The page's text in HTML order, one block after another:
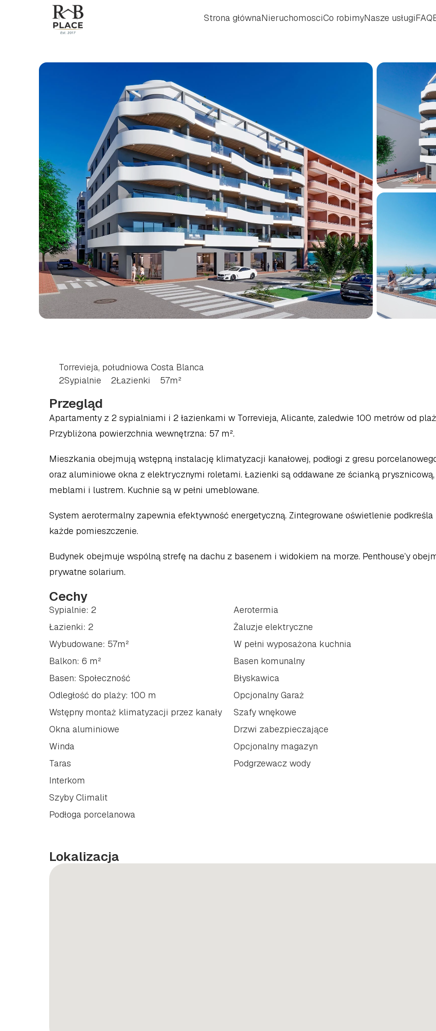
Strona głównaNieruchomosciCo robimyNasze usługiFAQ
Torrevieja, południowa Costa Blanca
2Sypialnie 2Łazienki 57m²
Przegląd
Apartamenty z 2 sypialniami i 2 łazienkami w Torrevieja, Alicante, zaledwie 100 metrów od
Przybliżona powierzchnia wewnętrzna: 57 m².
Mieszkania obejmują wstępną instalację klimatyzacji kanałowej, podłogi z gresu
oraz aluminiowe okna z elektrycznymi roletami. Łazienki są oddawane ze ścianką prysznicową,
meblami i lustrem. Kuchnie są w pełni umeblowane.
System aerotermalny zapewnia efektywność energetyczną. Zintegrowane oświetlenie podkreśla
każde pomieszczenie.
Budynek obejmuje wspólną strefę na dachu z basenem i widokiem na morze. Penthouse’y
prywatne solarium.
Cechy
Sypialnie: 2
Łazienki: 2
Wybudowane: 57m²
Balkon: 6 m²
Basen: Społeczność
Odległość do plaży: 100 m
Wstępny montaż klimatyzacji przez kanały
Okna aluminiowe
Winda
Taras
Interkom
Szyby Climalit
Podłoga porcelanowa
Aerotermia
Żaluzje elektryczne
W pełni wyposażona kuchnia
Basen komunalny
Błyskawica
Opcjonalny Garaż
Szafy wnękowe
Drzwi zabezpieczające
Opcjonalny magazyn
Podgrzewacz wody
Lokalizacja